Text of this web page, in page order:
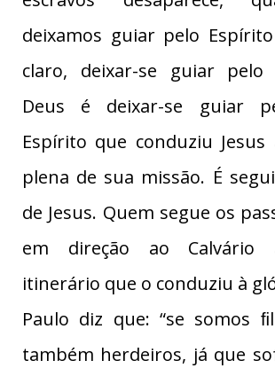
deixamos guiar pelo
claro, deixar-se guiar pelo
Deus é deixar-se guiar
Espírito que conduziu Jesus
plena de sua missão. É
de Jesus. Quem segue os
em direção ao Calvário
itinerário que o conduziu à
Paulo diz que: “se somos
também herdeiros, já que